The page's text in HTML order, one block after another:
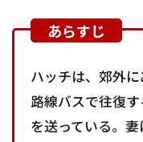
ハッチは、郊外
路線バスで往復
を送っている。